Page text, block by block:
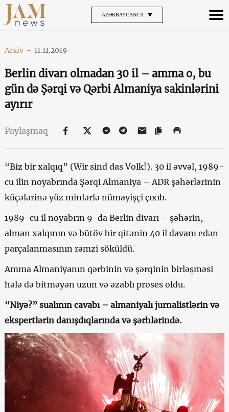
AZƏRBAYCANCA
Arxiv - 11.11.2019
Berlin divarı olmadan 30 il – amma o, bu
gün də Şərqi və Qərbi Almaniya sakinlərini
ayırır
Paylaşmaq
“Biz bir xalqıq” (Wir sind das Volk!). 30 il əvvəl, 1989-
cu ilin noyabrında Şərqi Almaniya – ADR şəhərlərinin
küçələrinə yüz minlərlə nümayişçi çıxıb.
1989-cu il noyabrın 9-da Berlin divarı – şəhərin,
alman xalqının və bütöv bir qitənin 40 il davam edən
parçalanmasının rəmzi söküldü.
Amma Almaniyanın qərbinin və şərqinin birləşməsi
hələ də bitməyən uzun və əzablı proses oldu.
“Niyə?” sualının cavabı – almaniyalı jurnalistlərin və
ekspertlərin danışdıqlarında və şərhlərində.